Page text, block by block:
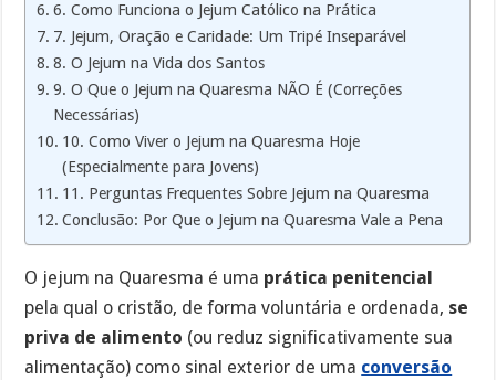
6. Como Funciona o Jejum Católico na Prática
7. Jejum, Oração e Caridade: Um Tripé Inseparável
8. O Jejum na Vida dos Santos
9. O Que o Jejum na Quaresma NÃO É (Correções
Necessárias)
10. Como Viver o Jejum na Quaresma Hoje
(Especialmente para Jovens)
11. Perguntas Frequentes Sobre Jejum na Quaresma
Conclusão: Por Que o Jejum na Quaresma Vale a Pena
O jejum na Quaresma é uma prática penitencial
pela qual o cristão, de forma voluntária e ordenada, se
priva de alimento (ou reduz significativamente sua
alimentação) como sinal exterior de uma conversão